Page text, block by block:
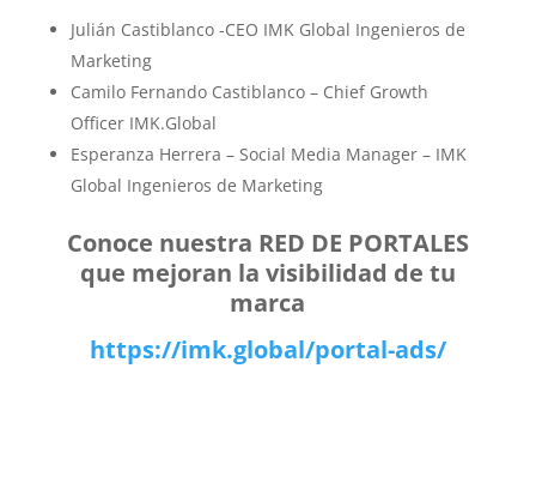
Julián Castiblanco -CEO IMK Global Ingenieros de
Marketing
Camilo Fernando Castiblanco – Chief Growth
Officer IMK.Global
Esperanza Herrera – Social Media Manager – IMK
Global Ingenieros de Marketing
Conoce nuestra RED DE PORTALES
que mejoran la visibilidad de tu
marca
https://imk.global/portal-ads/